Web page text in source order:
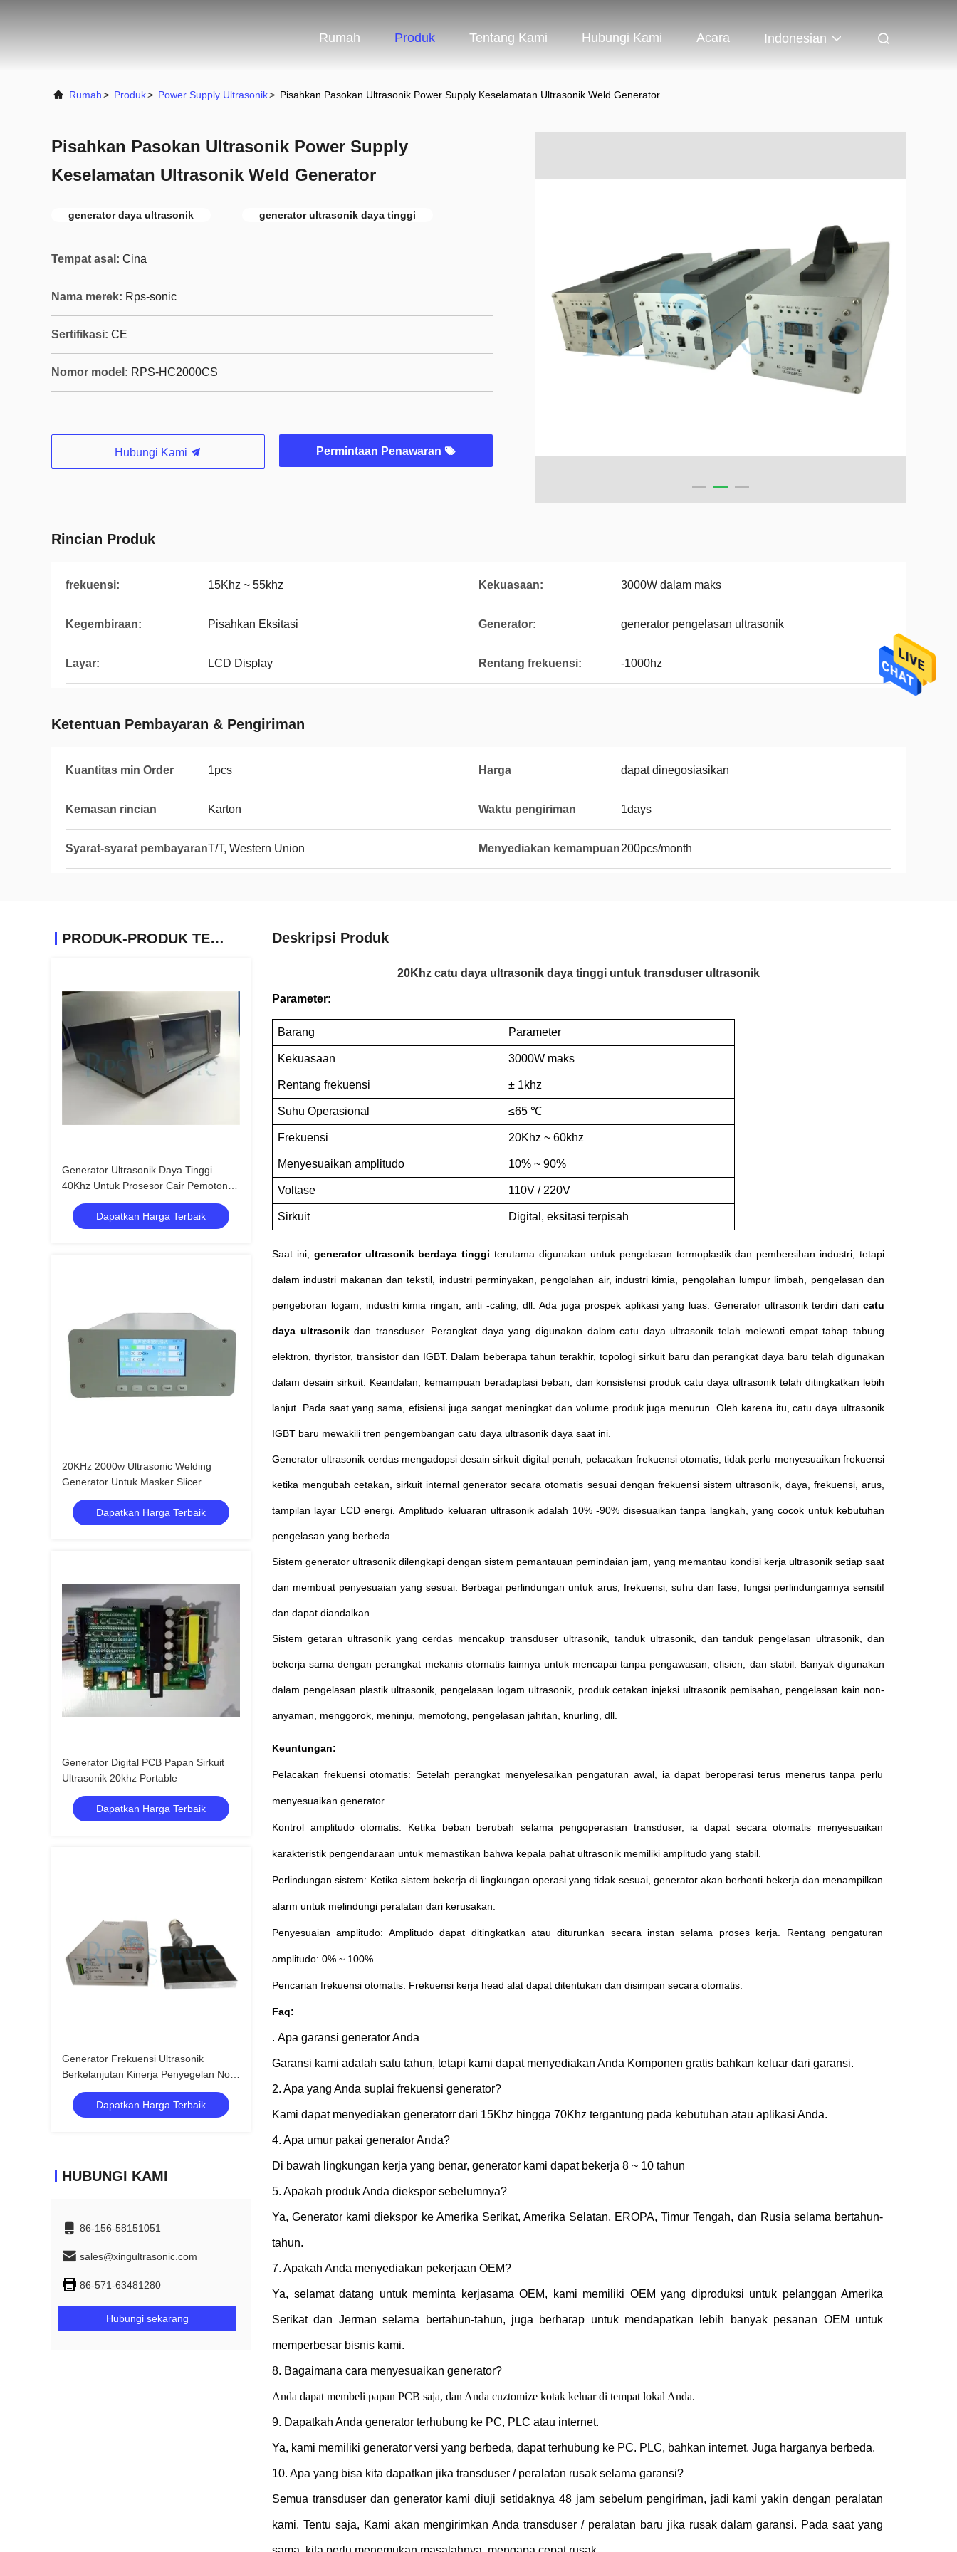
Rumah Produk Tentang Kami Hubungi Kami Acara Indonesian
Rumah> Produk> Power Supply Ultrasonik> Pisahkan Pasokan Ultrasonik Power Supply Keselamatan Ultrasonik Weld Generator
Pisahkan Pasokan Ultrasonik Power Supply
Keselamatan Ultrasonik Weld Generator
generator daya ultrasonik generator ultrasonik daya tinggi
Tempat asal: Cina
Nama merek: Rps-sonic
Sertifikasi: CE
Nomor model: RPS-HC2000CS
Hubungi Kami Permintaan Penawaran
Rincian Produk
frekuensi: 15Khz ~ 55khz Kekuasaan: 3000W dalam maks
Kegembiraan: Pisahkan Eksitasi Generator: generator pengelasan ultrasonik
Layar: LCD Display Rentang frekuensi: -1000hz
Ketentuan Pembayaran & Pengiriman
Kuantitas min Order 1pcs Harga dapat dinegosiasikan
Kemasan rincian Karton Waktu pengiriman 1days
Syarat-syarat pembayaranT/T, Western Union Menyediakan kemampuan200pcs/month
PRODUK-PRODUK TERKAIT
Generator Ultrasonik Daya Tinggi
40Khz Untuk Prosesor Cair Pemotong
Dapatkan Harga Terbaik
20KHz 2000w Ultrasonic Welding
Generator Untuk Masker Slicer
Dapatkan Harga Terbaik
Generator Digital PCB Papan Sirkuit
Ultrasonik 20khz Portable
Dapatkan Harga Terbaik
Generator Frekuensi Ultrasonik
Berkelanjutan Kinerja Penyegelan Non
Woven Stabil
Dapatkan Harga Terbaik
HUBUNGI KAMI
86-156-58151051
sales@xingultrasonic.com
86-571-63481280
Hubungi sekarang
Deskripsi Produk
20Khz catu daya ultrasonik daya tinggi untuk transduser ultrasonik
Parameter:
Barang Parameter
Kekuasaan 3000W maks
Rentang frekuensi ± 1khz
Suhu Operasional ≤65 ℃
Frekuensi 20Khz ~ 60khz
Menyesuaikan amplitudo 10% ~ 90%
Voltase 110V / 220V
Sirkuit Digital, eksitasi terpisah
Saat ini, generator ultrasonik berdaya tinggi terutama digunakan untuk pengelasan termoplastik dan pembersihan industri, tetapi
dalam industri makanan dan tekstil, industri perminyakan, pengolahan air, industri kimia, pengolahan lumpur limbah, pengelasan dan
pengeboran logam, industri kimia ringan, anti -caling, dll. Ada juga prospek aplikasi yang luas. Generator ultrasonik terdiri daricatu
daya ultrasonikdan transduser. Perangkat daya yang digunakan dalam catu daya ultrasonik telah melewati empat tahap tabung
elektron, thyristor, transistor dan IGBT. Dalam beberapa tahun terakhir, topologi sirkuit baru dan perangkat daya baru telah digunakan
dalam desain sirkuit. Keandalan, kemampuan beradaptasi beban, dan konsistensi produk catu daya ultrasonik telah ditingkatkan lebih
lanjut. Pada saat yang sama, efisiensi juga sangat meningkat dan volume produk juga menurun. Oleh karena itu, catu daya ultrasonik
IGBT baru mewakili tren pengembangan catu daya ultrasonik daya saat ini.
Generator ultrasonik cerdas mengadopsi desain sirkuit digital penuh, pelacakan frekuensi otomatis, tidak perlu menyesuaikan frekuensi
ketika mengubah cetakan, sirkuit internal generator secara otomatis sesuai dengan frekuensi sistem ultrasonik, daya, frekuensi, arus,
tampilan layar LCD energi. Amplitudo keluaran ultrasonik adalah 10% -90% disesuaikan tanpa langkah, yang cocok untuk kebutuhan
pengelasan yang berbeda.
Sistem generator ultrasonik dilengkapi dengan sistem pemantauan pemindaian jam, yang memantau kondisi kerja ultrasonik setiap saat
dan membuat penyesuaian yang sesuai. Berbagai perlindungan untuk arus, frekuensi, suhu dan fase, fungsi perlindungannya sensitif
dan dapat diandalkan.
Sistem getaran ultrasonik yang cerdas mencakup transduser ultrasonik, tanduk ultrasonik, dan tanduk pengelasan ultrasonik, dan
bekerja sama dengan perangkat mekanis otomatis lainnya untuk mencapai tanpa pengawasan, efisien, dan stabil. Banyak digunakan
dalam pengelasan plastik ultrasonik, pengelasan logam ultrasonik, produk cetakan injeksi ultrasonik pemisahan, pengelasan kain non-
anyaman, menggorok, meninju, memotong, pengelasan jahitan, knurling, dll.
Keuntungan:
Pelacakan frekuensi otomatis: Setelah perangkat menyelesaikan pengaturan awal, ia dapat beroperasi terus menerus tanpa perlu
menyesuaikan generator.
Kontrol amplitudo otomatis: Ketika beban berubah selama pengoperasian transduser, ia dapat secara otomatis menyesuaikan
karakteristik pengendaraan untuk memastikan bahwa kepala pahat ultrasonik memiliki amplitudo yang stabil.
Perlindungan sistem: Ketika sistem bekerja di lingkungan operasi yang tidak sesuai, generator akan berhenti bekerja dan menampilkan
alarm untuk melindungi peralatan dari kerusakan.
Penyesuaian amplitudo: Amplitudo dapat ditingkatkan atau diturunkan secara instan selama proses kerja. Rentang pengaturan
amplitudo: 0% ~ 100%.
Pencarian frekuensi otomatis: Frekuensi kerja head alat dapat ditentukan dan disimpan secara otomatis.
Faq:
. Apa garansi generator Anda
Garansi kami adalah satu tahun, tetapi kami dapat menyediakan Anda Komponen gratis bahkan keluar dari garansi.
2. Apa yang Anda suplai frekuensi generator?
Kami dapat menyediakan generatorr dari 15Khz hingga 70Khz tergantung pada kebutuhan atau aplikasi Anda.
4. Apa umur pakai generator Anda?
Di bawah lingkungan kerja yang benar, generator kami dapat bekerja 8 ~ 10 tahun
5. Apakah produk Anda diekspor sebelumnya?
Ya, Generator kami diekspor ke Amerika Serikat, Amerika Selatan, EROPA, Timur Tengah, dan Rusia selama bertahun-
tahun.
7. Apakah Anda menyediakan pekerjaan OEM?
Ya, selamat datang untuk meminta kerjasama OEM, kami memiliki OEM yang diproduksi untuk pelanggan Amerika
Serikat dan Jerman selama bertahun-tahun, juga berharap untuk mendapatkan lebih banyak pesanan OEM untuk
memperbesar bisnis kami.
8. Bagaimana cara menyesuaikan generator?
Anda dapat membeli papan PCB saja, dan Anda cuztomize kotak keluar di tempat lokal Anda.
9. Dapatkah Anda generator terhubung ke PC, PLC atau internet.
Ya, kami memiliki generator versi yang berbeda, dapat terhubung ke PC. PLC, bahkan internet. Juga harganya berbeda.
10. Apa yang bisa kita dapatkan jika transduser / peralatan rusak selama garansi?
Semua transduser dan generator kami diuji setidaknya 48 jam sebelum pengiriman, jadi kami yakin dengan peralatan
kami. Tentu saja, Kami akan mengirimkan Anda transduser / peralatan baru jika rusak dalam garansi. Pada saat yang